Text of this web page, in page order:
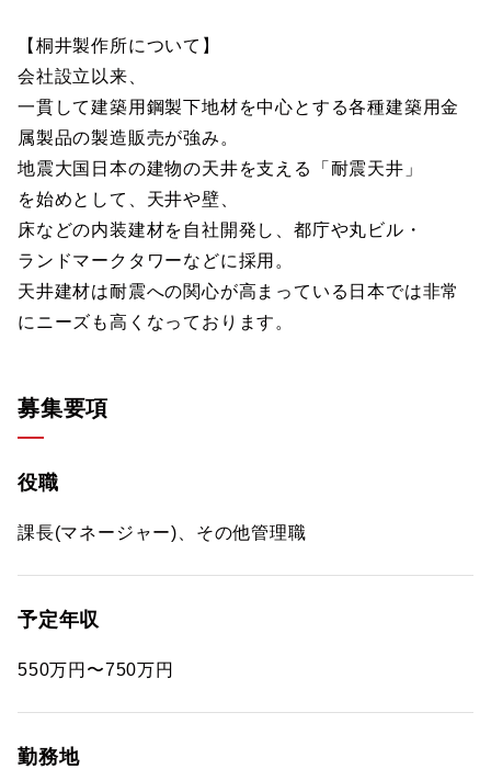
【桐井製作所について】
会社設立以来、
一貫して建築用鋼製下地材を中心とする各種建築用金
属製品の製造販売が強み。
地震大国日本の建物の天井を支える「耐震天井」
を始めとして、天井や壁、
床などの内装建材を自社開発し、都庁や丸ビル・
ランドマークタワーなどに採用。
天井建材は耐震への関心が高まっている日本では非常
にニーズも高くなっております。
募集要項
役職
課長(マネージャー)、その他管理職
予定年収
550万円〜750万円
勤務地